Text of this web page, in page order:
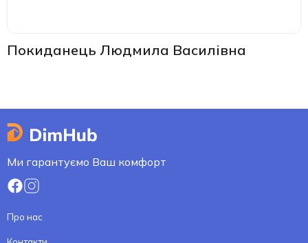
Покиданець Людмила Василівна
Ми гарантуємо Ваш комфорт
Про нас